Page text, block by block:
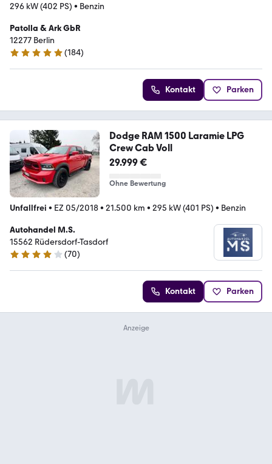
296 kW (402 PS) • Benzin
Patolla & Ark GbR
12277 Berlin
4.9 Sterne
(184)
Kontakt Parken
Dodge RAM 1500 Laramie LPG
Crew Cab Voll
29.999 €
Ohne Bewertung
Unfallfrei • EZ 05/2018• 21.500 km • 295 kW (401 PS) • Benzin
Autohandel M.S.
15562 Rüdersdorf-Tasdorf
4.1 Sterne
(70)
Kontakt Parken